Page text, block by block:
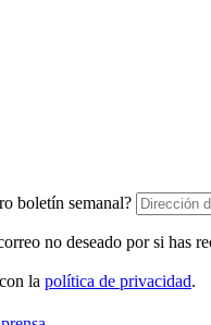
boletín semanal?
no deseado por si has
la política de privacidad.